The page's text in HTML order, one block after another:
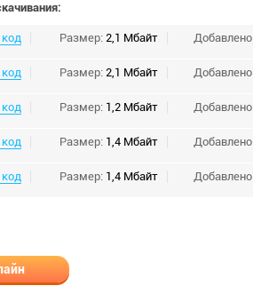
код Размер: 2,1 Мбайт Добавлено
код Размер: 2,1 Мбайт Добавлено
код Размер: 1,2 Мбайт Добавлено
код Размер: 1,4 Мбайт Добавлено
код Размер: 1,4 Мбайт Добавлено